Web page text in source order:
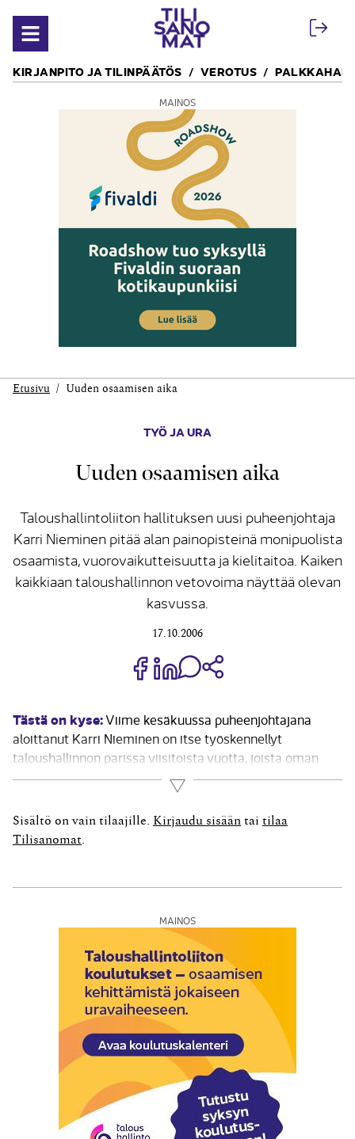
Avaa valikko
KIRJANPITO JA TILINPÄÄTÖS VEROTUS
MAINOS
Etusivu Uuden osaamisen aika
TYÖ JA URA
Uuden osaamisen aika
Taloushallintoliiton hallituksen uusi puheenjohtaja
Karri Nieminen pitää alan painopisteinä monipuolista
osaamista, vuorovaikutteisuutta ja kielitaitoa. Kaiken
kaikkiaan taloushallinnon vetovoima näyttää olevan
kasvussa.
17.10.2006
Jaa Share on Facebook
Jaa Share on LinkedIn
Jaa WhatsApp-viestinä
Tästä on kyse:Viime kesäkuussa puheenjohtajana
aloittanut Karri Nieminen on itse työskennellyt
taloushallinnon parissa viisitoista vuotta, joista oman
yrityksensä puitteissa täyspäiväisesti kymmenen
vuotta. Peilatessaan alan nykytilannetta uransa
alkuaikoihin, löytää Laskenta- ja veropalvelu Tabula Oy:n
toimitusjohtaja monia uusia haasteita. – Yhä
Lue lisää
Sisältö on vain tilaajille. Kirjaudu sisään tai tilaa
Tilisanomat
MAINOS